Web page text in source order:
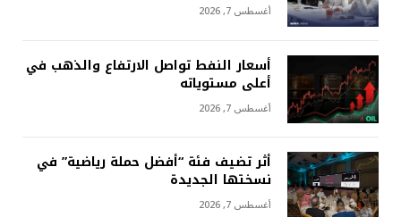
أغسطس 7, 2026
أسعار النفط تواصل الارتفاع والذهب في
أعلى مستوياته
أغسطس 7, 2026
أثر تضيف فئة “أفضل حملة رياضية” في
نسختها الجديدة
أغسطس 7, 2026